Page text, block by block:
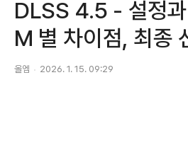
DLSS 4.5 - 설정
M 별 차이점, 최종
올엠 2026. 1. 15. 09:29